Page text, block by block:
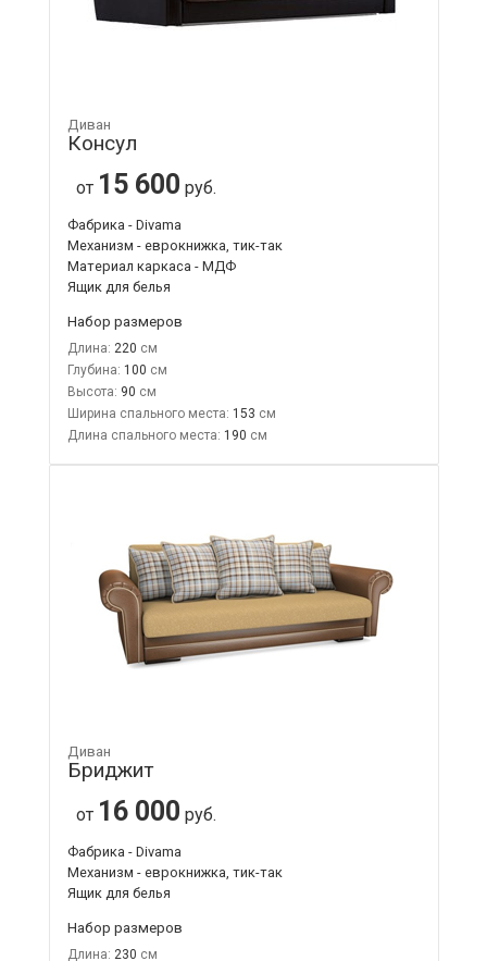
Диван
Консул
от 15 600 руб.
Фабрика - Divama
Механизм - еврокнижка, тик-так
Материал каркаса - МДФ
Ящик для белья
Набор размеров
Длина: 220
Глубина: 100
Высота: 90
Ширина спального места: 153
Длина спального места: 190
Диван
Бриджит
от 16 000 руб.
Фабрика - Divama
Механизм - еврокнижка, тик-так
Ящик для белья
Набор размеров
Длина: 230